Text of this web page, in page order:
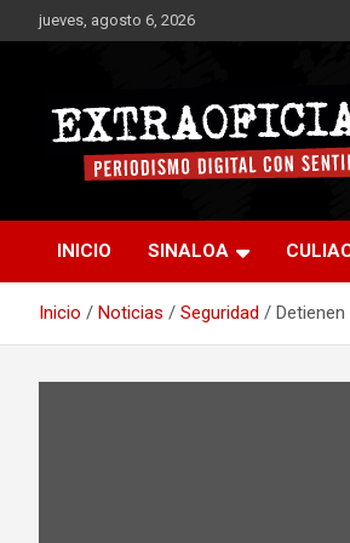
Saltar
al
jueves, agosto 6, 2026
Extraoficial
INICIO SINALOA
Inicio Noticias Seguridad